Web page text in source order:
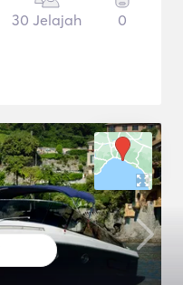
30 Jelajah 0